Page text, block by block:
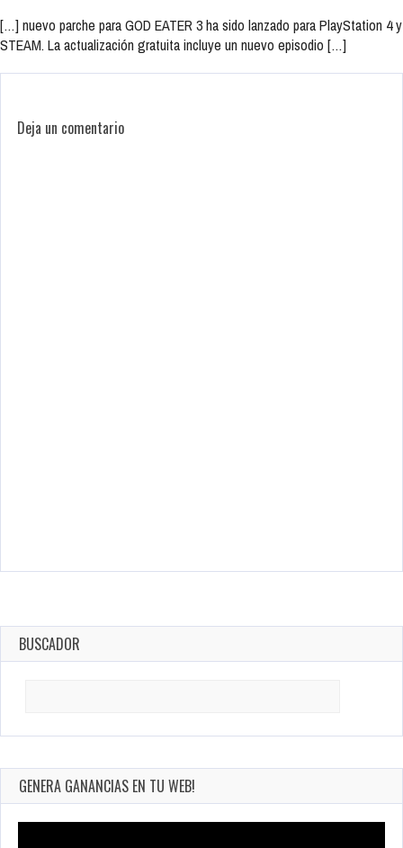
[…] nuevo parche para GOD EATER 3 ha sido lanzado para PlayStation 4 y
STEAM. La actualización gratuita incluye un nuevo episodio […]
Deja un comentario
BUSCADOR
GENERA GANANCIAS EN TU WEB!